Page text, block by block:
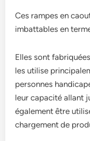
Ces rampes en
imbattables en
Elles sont
les utilise
personnes
leur capacité allant
également être
chargement de